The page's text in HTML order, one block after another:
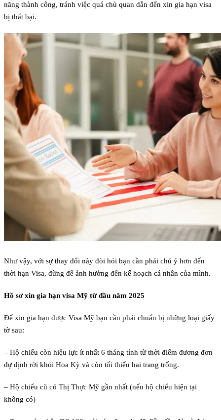
năng thành công, tránh việc quá chủ quan dẫn đến xin gia hạn visa
bị thất bại.
Như vậy, với sự thay đổi này đòi hỏi bạn cần phải chú ý hơn đến
thời hạn Visa, đừng để ảnh hưởng đến kế hoạch cá nhân của mình.
Hồ sơ xin gia hạn visa Mỹ từ đầu năm 2025
Để xin gia hạn được Visa Mỹ bạn cần phải chuẩn bị những loại giấy
tờ sau:
– Hộ chiếu còn hiệu lực ít nhất 6 tháng tính từ thời điểm đương đơn
dự định rời khỏi Hoa Kỳ và còn tối thiểu hai trang trống.
– Hộ chiếu cũ có Thị Thực Mỹ gần nhất (nếu hộ chiếu hiện tại
không có)